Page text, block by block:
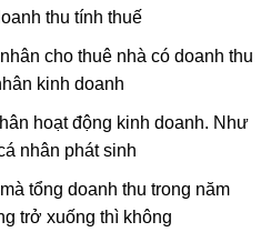
thu tính thuế
cho thuê nhà có doanh thu
kinh doanh
hoạt động kinh doanh. Như
nhân phát sinh
tổng doanh thu trong năm
trở xuống thì không